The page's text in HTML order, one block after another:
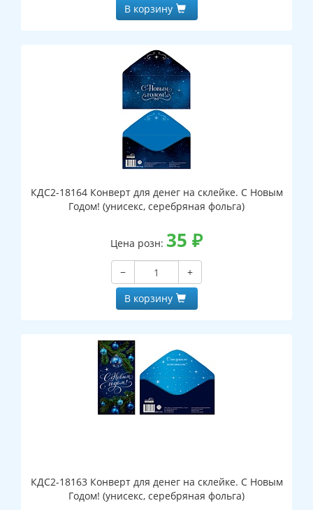
В корзину
КДС2-18164 Конверт для денег на склейке. С Новым
Годом! (унисекс, серебряная фольга)
Цена розн: 35 ₽
−
+
В корзину
КДС2-18163 Конверт для денег на склейке. С Новым
Годом! (унисекс, серебряная фольга)